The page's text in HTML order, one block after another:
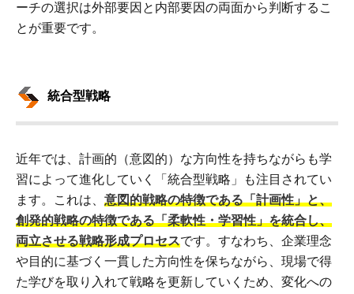
ーチの選択は外部要因と内部要因の両面から判断するこ
とが重要です。
統合型戦略
近年では、計画的（意図的）な方向性を持ちながらも学
習によって進化していく「統合型戦略」も注目されてい
ます。これは、 意図的戦略の特徴である「計画性」と、
創発的戦略の特徴である「柔軟性・学習性」を統合し、
両立させる戦略形成プロセスです。すなわち、企業理念
や目的に基づく一貫した方向性を保ちながら、現場で得
た学びを取り入れて戦略を更新していくため、変化への